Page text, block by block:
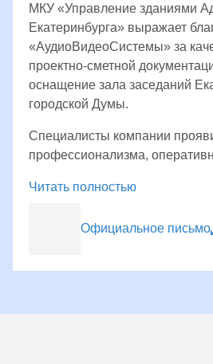
МКУ «Управление зданиями
Екатеринбурга» выражает
«АудиоВидеоСистемы» за
проектно-сметной
оснащение зала заседаний
городской Думы.
Специалисты компании
профессионализма,
Читать полностью
Официальное письмо